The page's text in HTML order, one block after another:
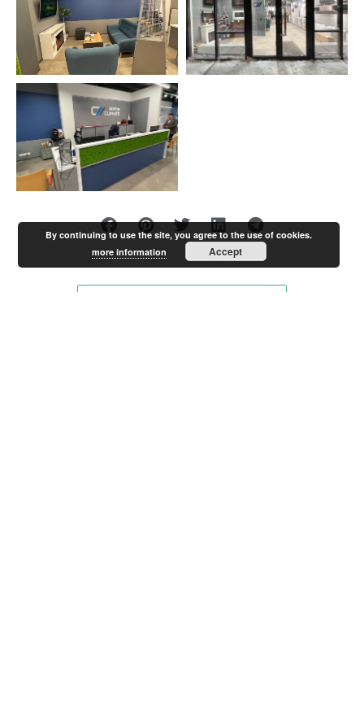
By continuing to use the site, you agree to the use of cookies.
more information
Accept